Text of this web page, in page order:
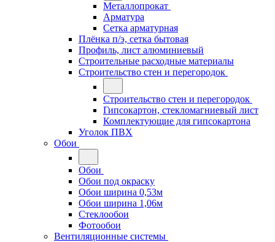
Металлопрокат
Арматура
Сетка арматурная
Плёнка п/э, сетка бытовая
Профиль, лист алюминиевый
Строительные расходные материалы
Строительство стен и перегородок
Строительство стен и перегородок
Гипсокартон, стекломагниевый лист
Комплектующие для гипсокартона
Уголок ПВХ
Обои
Обои
Обои под окраску
Обои ширина 0,53м
Обои ширина 1,06м
Стеклообои
Фотообои
Вентиляционные системы